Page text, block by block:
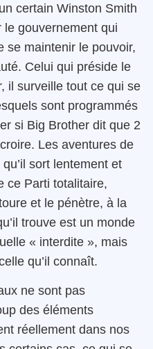
certain Winston Smith
gouvernement qui
se maintenir le pouvoir,
Celui qui préside le
il surveille tout ce qui se
sont programmés
si Big Brother dit que 2
Les aventures de
sort lentement et
ce Parti totalitaire,
et le pénètre, à la
trouve est un monde
« interdite », mais
qu’il connaît.
ne sont pas
des éléments
réellement dans nos